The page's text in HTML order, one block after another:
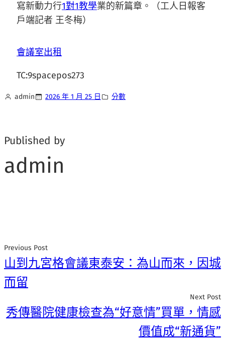
寫新動力行1對1教學業的新篇章。（工人日報客
戶端記者 王冬梅）
會議室出租
TC:9spacepos273
admin 2026 年 1 月 25 日 分數
Published by
admin
Previous Post
山到九宮格會議東泰安：為山而來，因城
而留
Next Post
秀傳醫院健康檢查為“好意情”買單，情感
價值成“新通貨”